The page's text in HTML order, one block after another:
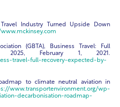
Industry Turned Upside Down
(GBTA), Business Travel: Full
2025, February 1, 2021.
travel-full-recovery-expected-by-
to climate neutral aviation in
www.transportenvironment.org/wp-
decarbonisation-roadmap-